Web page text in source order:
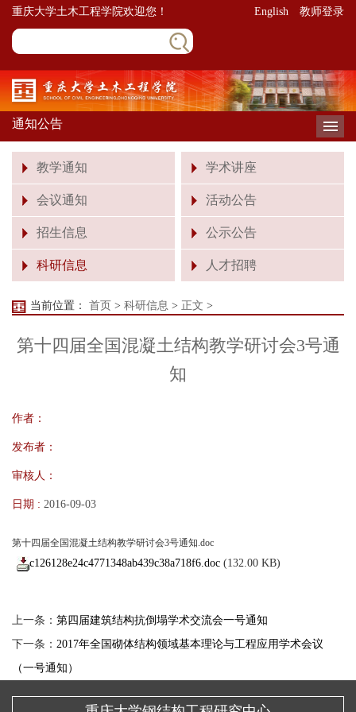
重庆大学土木工程学院欢迎您！ English 教师登录
通知公告
教学通知 学术讲座
会议通知 活动公告
招生信息 公示公告
科研信息 人才招聘
当前位置： 首页 > 科研信息 > 正文 >
第十四届全国混凝土结构教学研讨会3号通
知
作者：
发布者：
审核人：
日期 : 2016-09-03
第十四届全国混凝土结构教学研讨会3号通知.doc
c126128e24c4771348ab439c38a718f6.doc (132.00 KB)
上一条： 第四届建筑结构抗倒塌学术交流会一号通知
下一条： 2017年全国砌体结构领域基本理论与工程应用学术会议
（一号通知）